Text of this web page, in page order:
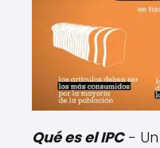
Qué es el IPC- Un